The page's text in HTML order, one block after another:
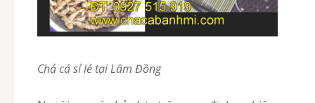
Chả cá sỉ lẻ tại Lâm Đồng